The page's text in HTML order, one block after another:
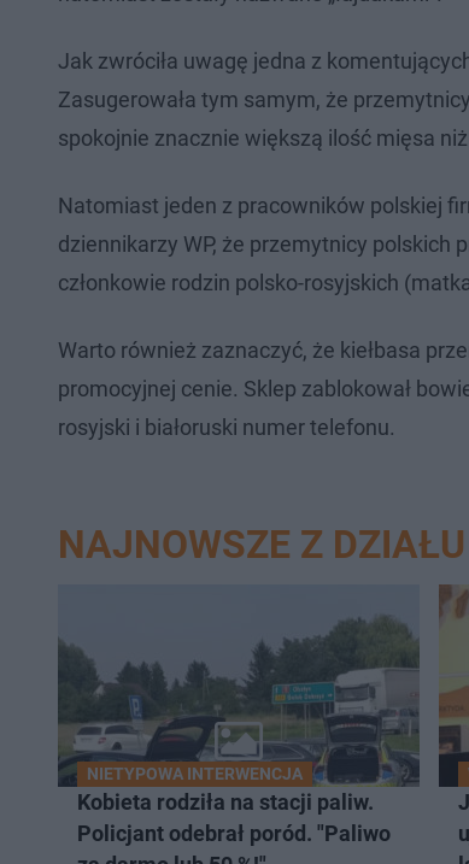
Jak zwróciła uwagę jedna z
Zasugerowała tym samym, że
spokojnie znacznie większą ilość mięsa
Natomiast jeden z pracowników polskiej
dziennikarzy WP, że przemytnicy polskich
członkowie rodzin polsko-rosyjskich
Warto również zaznaczyć, że kiełbasa
promocyjnej cenie. Sklep zablokował
rosyjski i białoruski numer telefonu.
NAJNOWSZE Z
NIETYPOWA INTERWENCJA
Kobieta rodziła na stacji paliw.
Policjant odebrał poród. "Paliwo